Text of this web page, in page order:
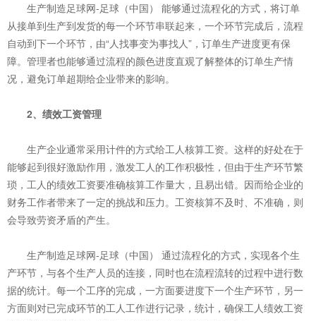
生产制造足球网-足球（中国） 能够通过流程化的方式，将订单
从接单到生产到发货的每一个环节串联起来，一个环节完成后，流程
自动到下一个环节，由“人找事变为事找人”，订单生产进度更有保
障。管理者也能够通过流程的颜色进度直观了解整体的订单生产情
况，避免订单超期给企业带来的影响。
2、绩效工资管理
生产企业通常采用计件的方式给工人核算工资。这样的好处在于
能够起到很好激励作用，激发工人的工作积极性，但由于生产环节繁
琐，工人的绩效工资要准确核算工作量大，且易出错。因而给企业的
财务工作者带来了一定的挑战和压力。工资核算不及时、不准确，则
会导致劳资矛盾的产生。
生产制造足球网-足球（中国） 通过流程化的方式，实现各个生
产环节，与各个生产人员的连接，同时也在流程流转的过程中进行数
据的统计。每一个工序的完成，一方面要进度下一个生产环节，另一
方面则对已完成环节的工人工作进行记录，统计，确保工人绩效工资